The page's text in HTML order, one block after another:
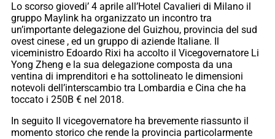
Lo scorso giovedi’ 4 aprile all’Hotel Cavalieri di Milano il
gruppo Maylink ha organizzato un incontro tra
un’importante delegazione del Guizhou, provincia del sud
ovest cinese , ed un gruppo di aziende Italiane. Il
viceministro Edoardo Rixi ha accolto il Vicegovernatore Li
Yong Zheng e la sua delegazione composta da una
ventina di imprenditori e ha sottolineato le dimensioni
notevoli dell’interscambio tra Lombardia e Cina che ha
toccato i 250B € nel 2018.
In seguito Il vicegovernatore ha brevemente riassunto il
momento storico che rende la provincia particolarmente